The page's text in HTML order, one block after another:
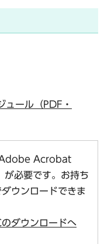
ュール（PDF・
Adobe Acrobat
必要です。お持ち
ウンロードできま
ダウンロードへ